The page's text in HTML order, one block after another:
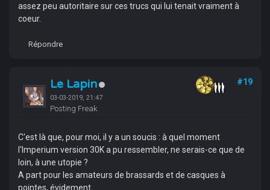
assez peu autoritaire sur ces trucs qui lui tenait vraiment à
coeur.
Répondre
Le Lapin
03-03-2019, 21:47
Posting Freak
#19
C'est là que, pour moi, il y a un soucis : à quel moment
l'Imperium version 30K a pu ressembler, ne serais-ce que de
loin, à une utopie ?
A part pour les amateurs de brassards et de casques à
pointes, évidement.